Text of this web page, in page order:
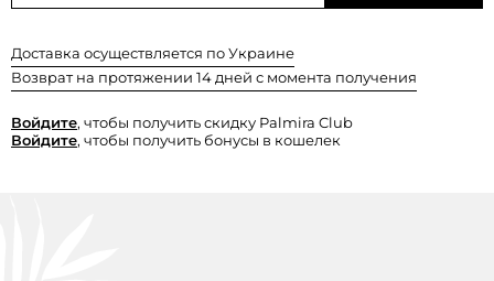
Доставка осуществляется по Украине
Возврат на протяжении 14 дней с момента получения
Войдите, чтобы получить скидку Palmira Club
Войдите, чтобы получить бонусы в кошелек